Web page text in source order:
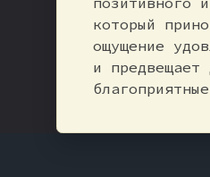
который
ощущение
и предвещает